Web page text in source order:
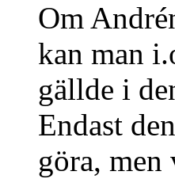
Om
kan man
gällde i
Endast
göra, men